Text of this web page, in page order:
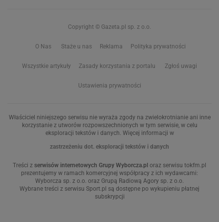
Copyright © Gazeta.pl sp. z o.o.
O Nas Staże u nas Reklama Polityka prywatności
Wszystkie artykuły Zasady korzystania z portalu Zgłoś uwagi
Ustawienia prywatności
Właściciel niniejszego serwisu nie wyraża zgody na zwielokrotnianie ani inne
korzystanie z utworów rozpowszechnionych w tym serwisie, w celu
eksploracji tekstów i danych. Więcej informacji w
zastrzeżeniu dot. eksploracji tekstów i danych
Treści z serwisów internetowych Grupy Wyborcza.pl oraz serwisu tokfm.pl
prezentujemy w ramach komercyjnej współpracy z ich wydawcami:
Wyborcza sp. z o.o. oraz Grupą Radiową Agory sp. z o.o.
Wybrane treści z serwisu Sport.pl są dostępne po wykupieniu płatnej
subskrypcji